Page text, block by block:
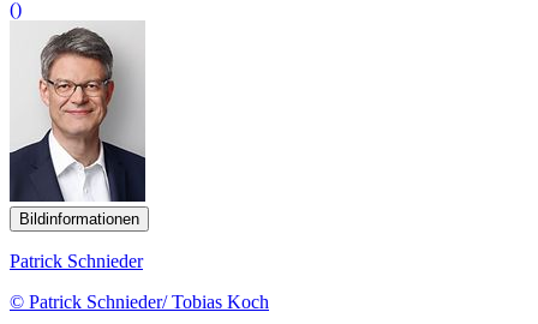
Bildinformationen
Patrick Schnieder
© Patrick Schnieder/ Tobias Koch
Schnieder, Patrick
CDU/CSU
()